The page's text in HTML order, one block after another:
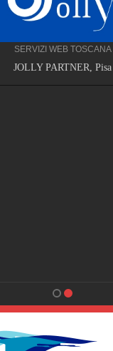
SERVIZI WEB TOSCANA
JOLLY PARTNER, Pisa